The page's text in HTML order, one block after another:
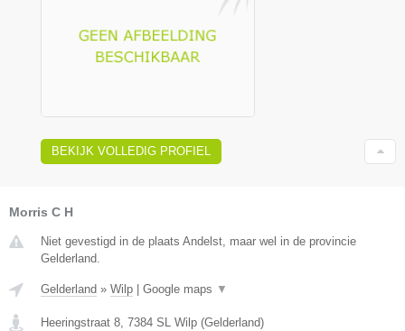
BEKIJK VOLLEDIG PROFIEL
Morris C H
Niet gevestigd in de plaats Andelst, maar wel in de provincie
Gelderland.
Gelderland » Wilp Google maps ▼
Heeringstraat 8, 7384 SL Wilp (Gelderland)